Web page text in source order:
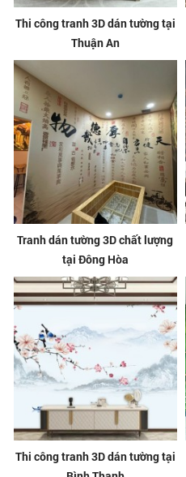
Thi công tranh 3D dán tường tại
Thuận An
Tranh dán tường 3D chất lượng
tại Đông Hòa
Thi công tranh 3D dán tường tại